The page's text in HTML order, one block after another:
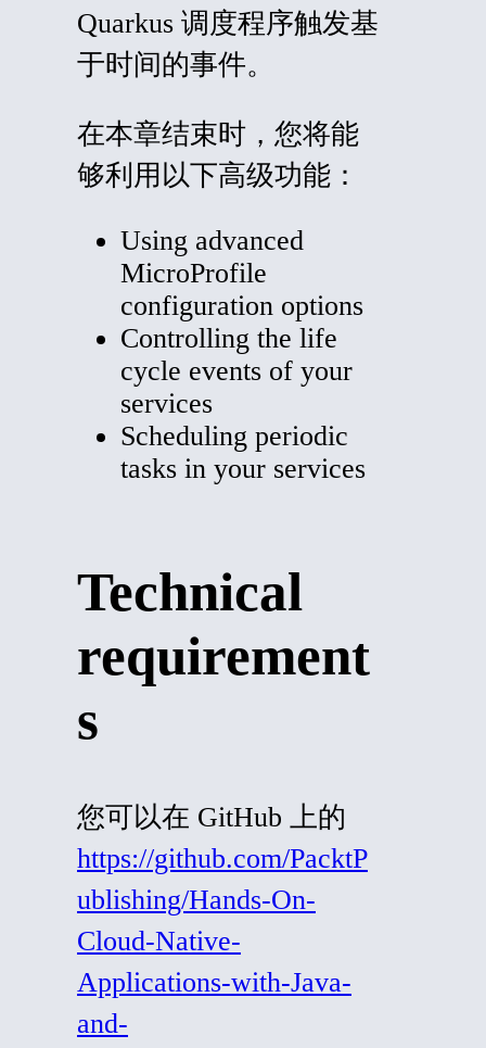
Quarkus 调度程序触发基
于时间的事件。
在本章结束时，您将能
够利用以下高级功能：
Using advanced
MicroProfile
configuration options
Controlling the life
cycle events of your
services
Scheduling periodic
tasks in your services
Technical
requirement
s
您可以在 GitHub 上的
https://github.com/PacktP
ublishing/Hands-On-
Cloud-Native-
Applications-with-Java-
and-